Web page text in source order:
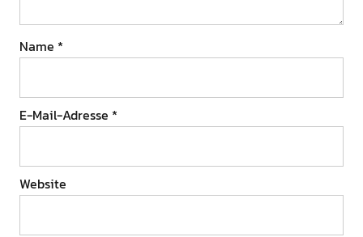
Name *
E-Mail-Adresse *
Website